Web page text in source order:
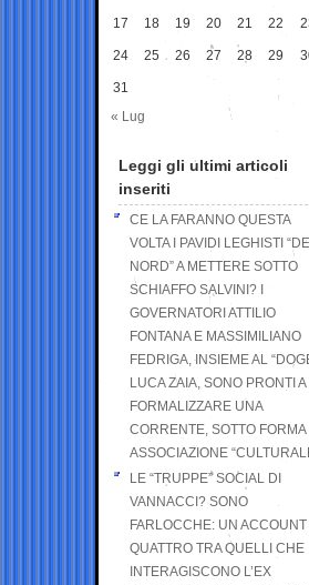
17 18 19 20 21 22
24 25 26 27 28 29
31
« Lug
Leggi gli ultimi articoli
inseriti
CE LA FARANNO QUESTA
VOLTA I PAVIDI LEGHISTI
NORD” A METTERE SOTTO
SCHIAFFO SALVINI? I
GOVERNATORI ATTILIO
FONTANA E MASSIMILIANO
FEDRIGA, INSIEME AL
LUCA ZAIA, SONO PRONTI A
FORMALIZZARE UNA
CORRENTE, SOTTO FORMA
ASSOCIAZIONE
LE “TRUPPE” SOCIAL DI
VANNACCI? SONO
FARLOCCHE: UN ACCOUNT
QUATTRO TRA QUELLI CHE
INTERAGISCONO L’EX